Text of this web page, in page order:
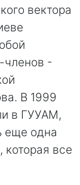
вектора
членов -
В 1999
в ГУУАМ,
еще одна
которая все